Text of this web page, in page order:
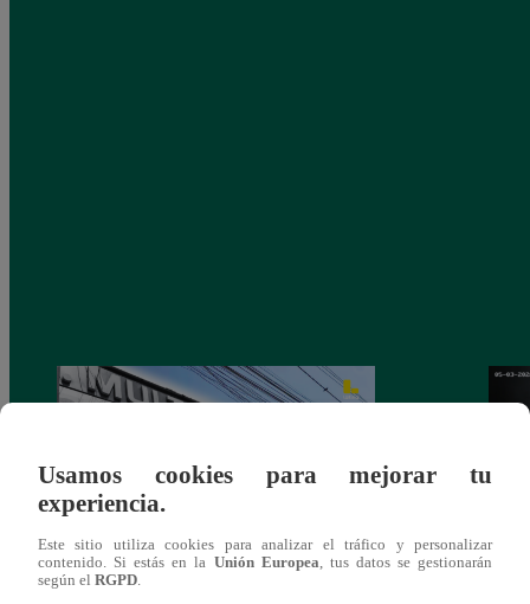
Asesinan a comerciante ferretero dentro de
Usamos cookies para mejorar tu
experiencia.
Este sitio utiliza cookies para analizar el tráfico y personalizar
contenido. Si estás en la Unión Europea, tus datos se gestionarán
según el RGPD.